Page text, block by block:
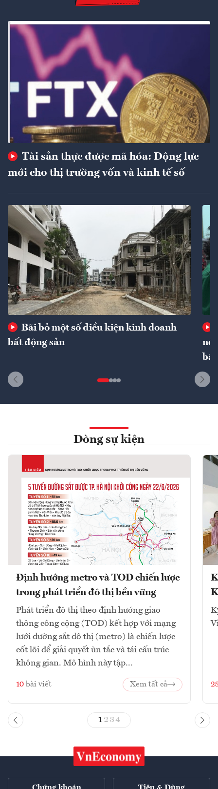
Tài sản thực được mã hóa: Động lực
mới cho thị trường vốn và kinh tế số
Bãi bỏ một số điều kiện kinh doanh
bất động sản
Dòng sự kiện
Định hướng metro và TOD chiến lược
trong phát triển đô thị bền vững
Phát triển đô thị theo định hướng giao
thông công cộng (TOD) kết hợp với mạng
lưới đường sắt đô thị (metro) là chiến lược
cốt lõi để giải quyết ùn tắc và tái cấu trúc
không gian. Mô hình này tập...
10 bài viết Xem tất cả
1 23 4